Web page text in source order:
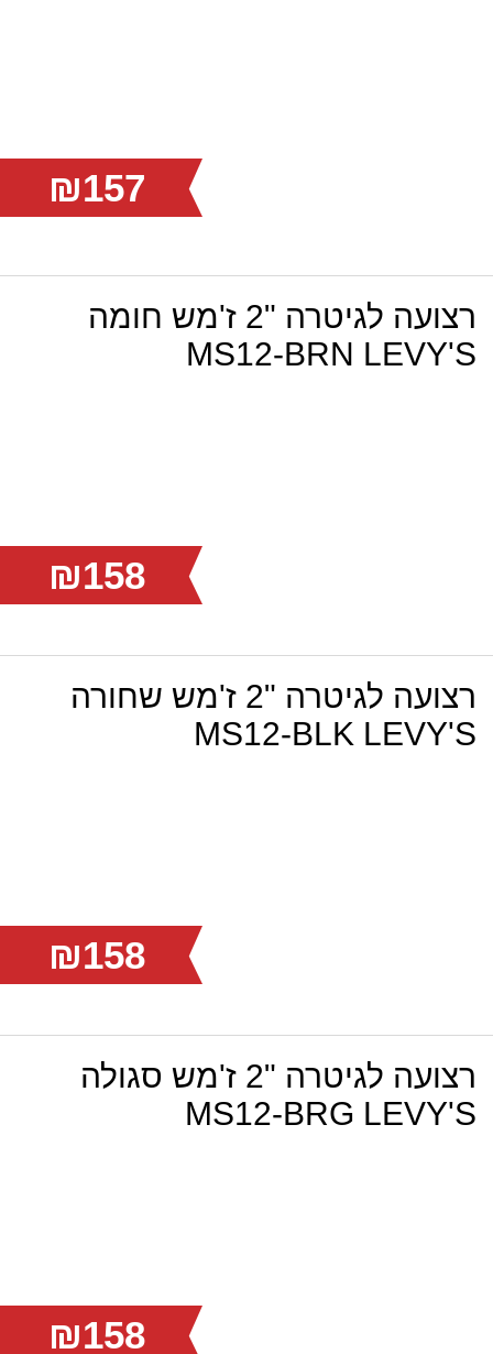
₪157
רצועה לגיטרה "2 ז'מש חומה
MS12-BRN LEVY'S
₪158
רצועה לגיטרה "2 ז'מש שחורה
MS12-BLK LEVY'S
₪158
רצועה לגיטרה "2 ז'מש סגולה
MS12-BRG LEVY'S
₪158